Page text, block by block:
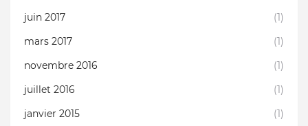
juin 2017
(1)
mars 2017
(1)
novembre 2016
(1)
juillet 2016
(1)
janvier 2015
(1)